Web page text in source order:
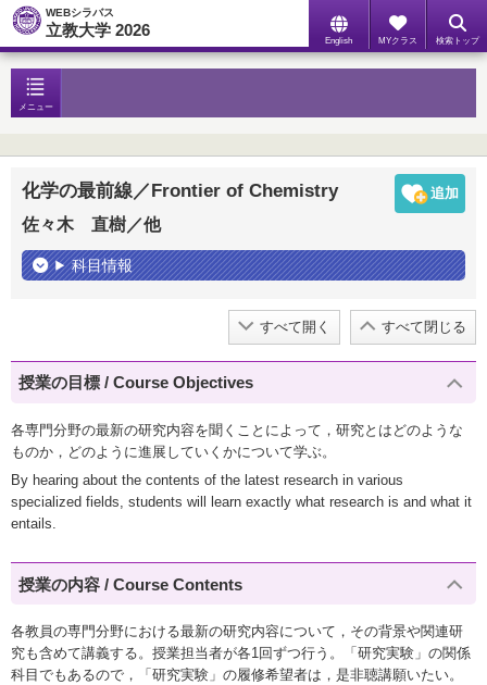
WEBシラバス
立教大学 2026
English MYクラス 検索トップ
メニュー
化学の最前線／Frontier of Chemistry
佐々木 直樹／他
科目情報
すべて開く すべて閉じる
授業の目標 / Course Objectives
各専門分野の最新の研究内容を聞くことによって，研究とはどのような
ものか，どのように進展していくかについて学ぶ。
By hearing about the contents of the latest research in various
specialized fields, students will learn exactly what research is and what it
entails.
授業の内容 / Course Contents
各教員の専門分野における最新の研究内容について，その背景や関連研
究も含めて講義する。授業担当者が各1回ずつ行う。「研究実験」の関係
科目でもあるので，「研究実験」の履修希望者は，是非聴講願いたい。